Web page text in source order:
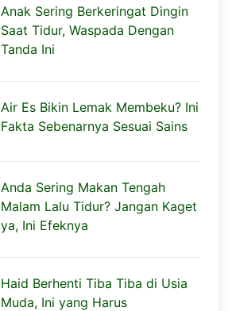
Anak Sering Berkeringat Dingin
Saat Tidur, Waspada Dengan
Tanda Ini
Air Es Bikin Lemak Membeku? Ini
Fakta Sebenarnya Sesuai Sains
Anda Sering Makan Tengah
Malam Lalu Tidur? Jangan Kaget
ya, Ini Efeknya
Haid Berhenti Tiba Tiba di Usia
Muda, Ini yang Harus